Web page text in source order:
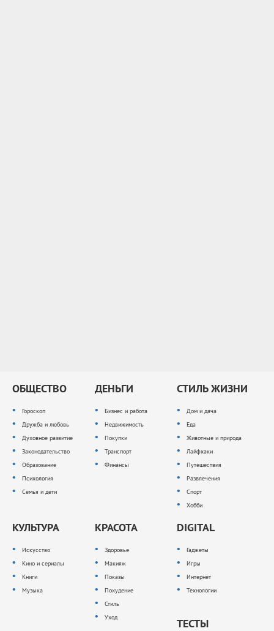
ОБЩЕСТВО
Гороскоп
Дружба и любовь
Духовное развитие
Законодательство
Образование
Психология
Семья и дети
ДЕНЬГИ
Бизнес и работа
Недвижимость
Покупки
Транспорт
Финансы
СТИЛЬ ЖИЗНИ
Дом и дача
Еда
Животные и природа
Лайфхаки
Путешествия
Развлечения
Спорт
Хобби
КУЛЬТУРА
Искусство
Кино и сериалы
Книги
Музыка
КРАСОТА
Здоровье
Макияж
Показы
Похудение
Стиль
Уход
DIGITAL
Гаджеты
Игры
Интернет
Технологии
ТЕСТЫ